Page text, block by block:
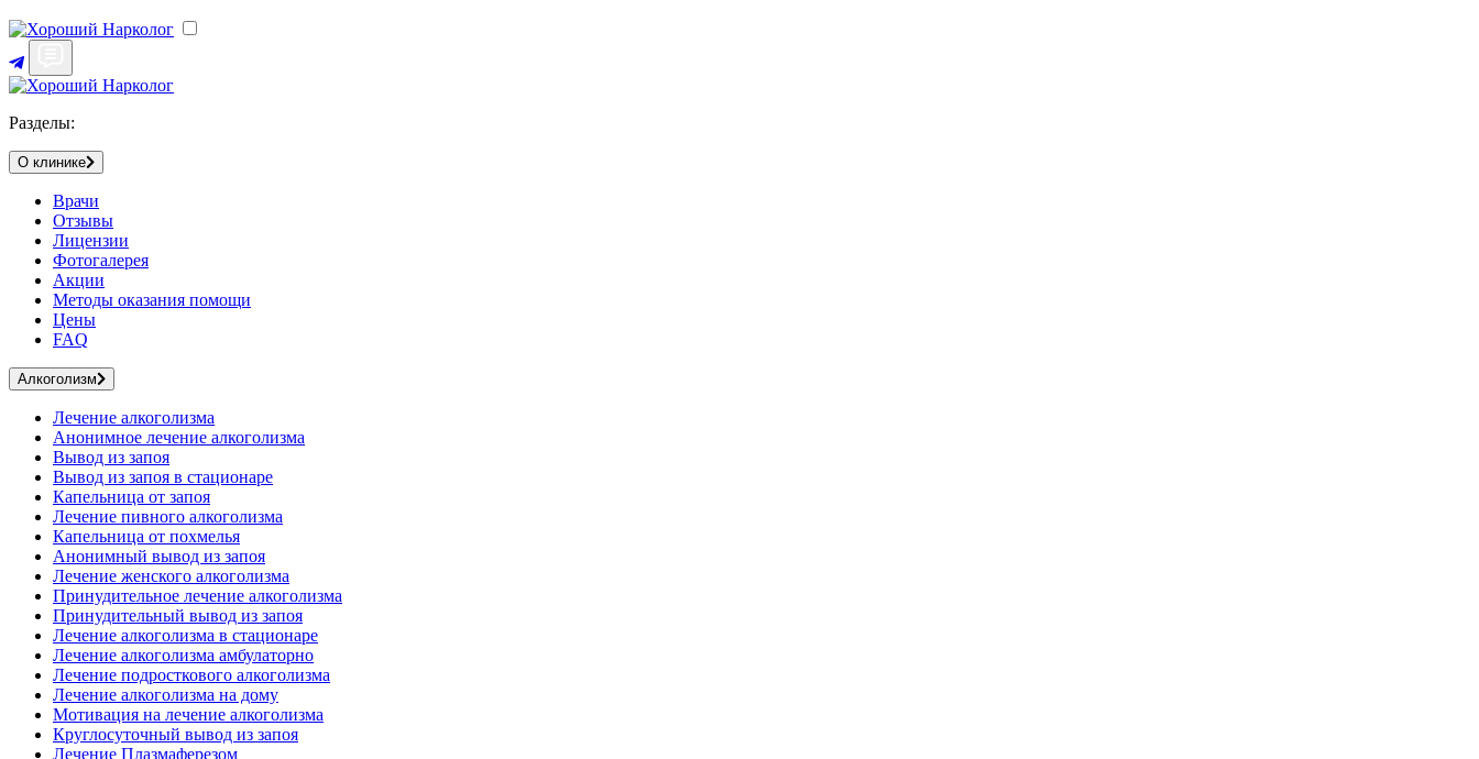
Разделы:
О клинике
Врачи
Отзывы
Лицензии
Фотогалерея
Акции
Методы оказания помощи
Цены
FAQ
Алкоголизм
Лечение алкоголизма
Анонимное лечение алкоголизма
Вывод из запоя
Вывод из запоя в стационаре
Капельница от запоя
Лечение пивного алкоголизма
Капельница от похмелья
Анонимный вывод из запоя
Лечение женского алкоголизма
Принудительное лечение алкоголизма
Принудительный вывод из запоя
Лечение алкоголизма в стационаре
Лечение алкоголизма амбулаторно
Лечение подросткового алкоголизма
Лечение алкоголизма на дому
Мотивация на лечение алкоголизма
Круглосуточный вывод из запоя
Лечение Плазмаферезом